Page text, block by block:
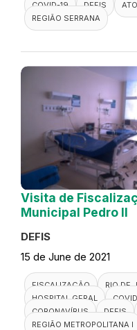
COVID-19 DEFIS
REGIÃO SERRANA
Visita de
Municipal Pedro II
DEFIS
15 de June de 2021
FISCALIZAÇÃO
RIO DE
HOSPITAL GERAL
CORONAVÍRUS
DEFIS
REGIÃO METROPOLITANA I